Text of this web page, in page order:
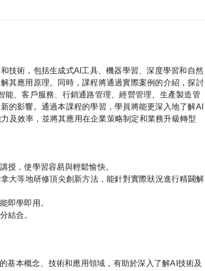
技術，包括生成式AI工具、機器學習、深度學習和自然
其應用原理。同時，課程將通過實際案例的介紹，探討
、客戶服務、行銷通路管理、經營管理、生產製造管
的影響。通過本課程的學習，學員將能更深入地了解AI
及效率，並將其應用在企業策略制定和業務升級轉型
授，使學習容易與輕鬆愉快。
大等地研修頂尖創新方法，能針對實際狀況進行精闢解
即學即用。
結合。
基本概念、技術和應用領域，有助於深入了解AI技術及